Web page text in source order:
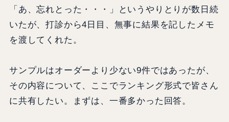
「あ、忘れとった・・・」というやりとりが数日続
いたが、打診から4日目、無事に結果を記したメモ
を渡してくれた。
サンプルはオーダーより少ない9件ではあったが、
その内容について、ここでランキング形式で皆さん
に共有したい。まずは、一番多かった回答。